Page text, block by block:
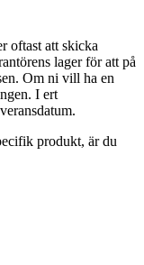
oftast att skicka
lager för att på
Om ni vill ha en
I ert
produkt, är du